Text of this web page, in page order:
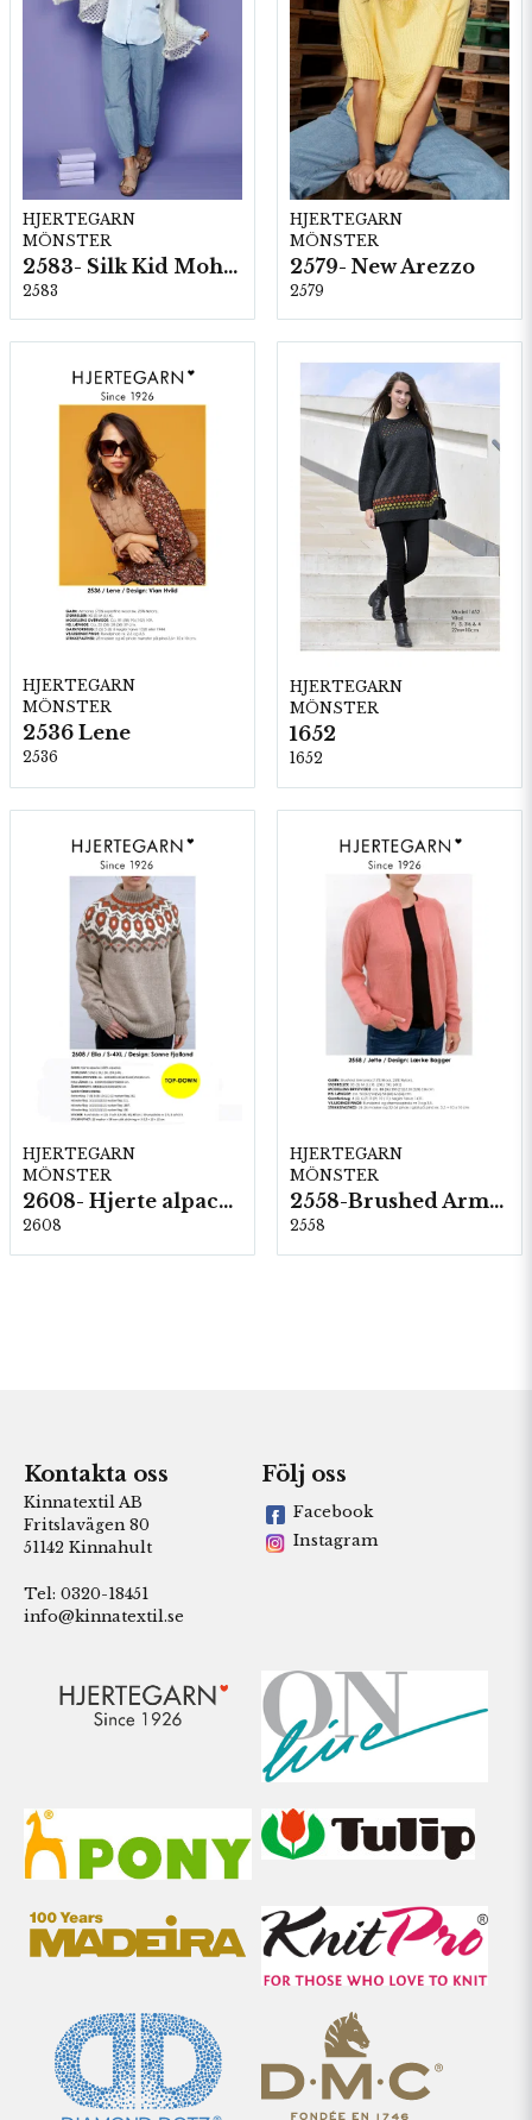
HJERTEGARN
MÖNSTER
2583- Silk Kid Mohair
2583
HJERTEGARN
MÖNSTER
2579- New Arezzo
2579
HJERTEGARN
MÖNSTER
2536 Lene
2536
HJERTEGARN
MÖNSTER
1652
1652
HJERTEGARN
MÖNSTER
2608- Hjerte alpacka
2608
HJERTEGARN
MÖNSTER
2558-Brushed Armonia
2558
Kontakta oss
Kinnatextil AB
Fritslavägen 80
51142 Kinnahult
Tel: 0320-18451
info@kinnatextil.se
Följ oss
Facebook
Instagram